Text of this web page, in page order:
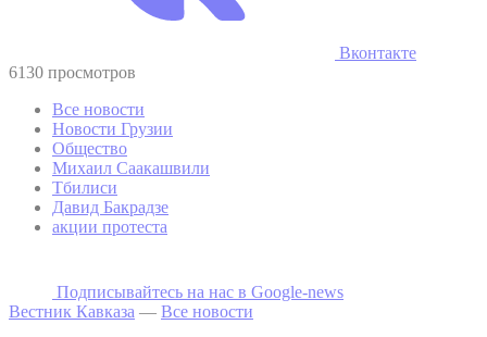
Вконтакте
6130 просмотров
Все новости
Новости Грузии
Общество
Михаил Саакашвили
Тбилиси
Давид Бакрадзе
акции протеста
Подписывайтесь на наc в Google-news
Вестник Кавказа — Все новости